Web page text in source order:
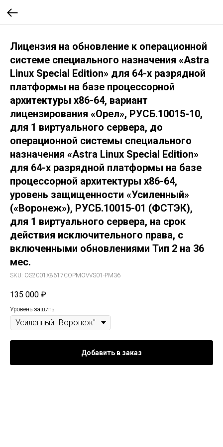
Лицензия на обновление к операционной
системе специального назначения «Astra
Linux Special Edition» для 64-х разрядной
платформы на базе процессорной
архитектуры х86-64, вариант
лицензирования «Орел», РУСБ.10015-10,
для 1 виртуального сервера, до
операционной системы специального
назначения «Astra Linux Special Edition»
для 64-х разрядной платформы на базе
процессорной архитектуры х86-64,
уровень защищенности «Усиленный»
(«Воронеж»), РУСБ.10015-01 (ФСТЭК),
для 1 виртуального сервера, на срок
действия исключительного права, с
включенными обновлениями Тип 2 на 36
мес.
SKU: OS2001Х8617COPMOVVS01-PM36
135 000 ₽
Уровень защиты
Добавить в заказ